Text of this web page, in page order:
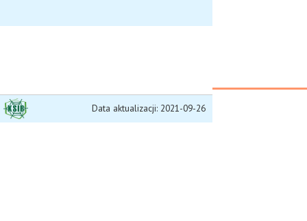
Data aktualizacji: 2021-09-26